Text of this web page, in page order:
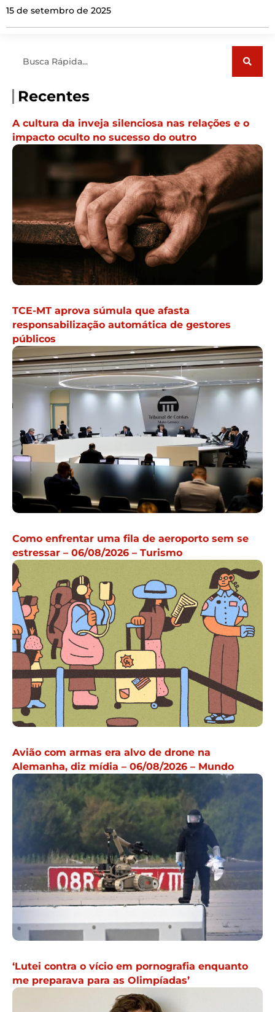
15 de setembro de 2025
Recentes
A cultura da inveja silenciosa nas relações e o
impacto oculto no sucesso do outro
TCE-MT aprova súmula que afasta
responsabilização automática de gestores
públicos
Como enfrentar uma fila de aeroporto sem se
estressar – 06/08/2026 – Turismo
Avião com armas era alvo de drone na
Alemanha, diz mídia – 06/08/2026 – Mundo
‘Lutei contra o vício em pornografia enquanto
me preparava para as Olimpíadas’